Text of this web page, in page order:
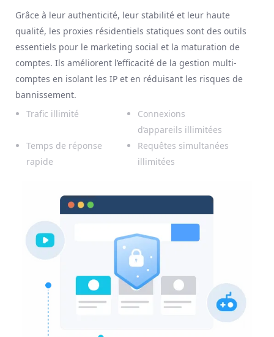
Grâce à leur authenticité, leur stabilité et leur haute
qualité, les proxies résidentiels statiques sont des outils
essentiels pour le marketing social et la maturation de
comptes. Ils améliorent l’efficacité de la gestion multi-
comptes en isolant les IP et en réduisant les risques de
bannissement.
Trafic illimité
Connexions
d’appareils illimitées
Temps de réponse
rapide
Requêtes simultanées
illimitées